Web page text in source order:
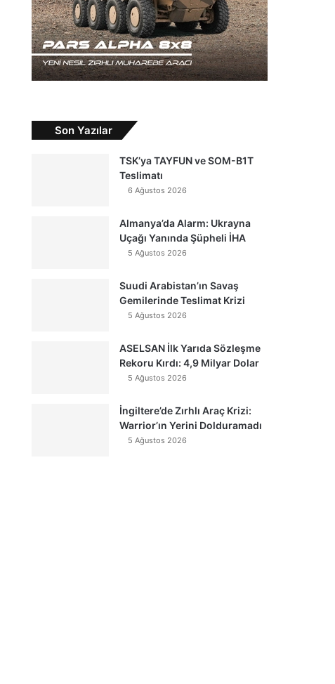
Son Yazılar
TSK’ya TAYFUN ve SOM-B1T
Teslimatı
6 Ağustos 2026
Almanya’da Alarm: Ukrayna
Uçağı Yanında Şüpheli İHA
5 Ağustos 2026
Suudi Arabistan’ın Savaş
Gemilerinde Teslimat Krizi
5 Ağustos 2026
ASELSAN İlk Yarıda Sözleşme
Rekoru Kırdı: 4,9 Milyar Dolar
5 Ağustos 2026
İngiltere’de Zırhlı Araç Krizi:
Warrior’ın Yerini Dolduramadı
5 Ağustos 2026